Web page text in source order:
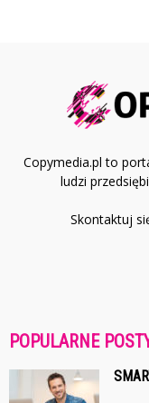
Copymedia.pl to
ludzi
Skontaktuj
POPULARNE